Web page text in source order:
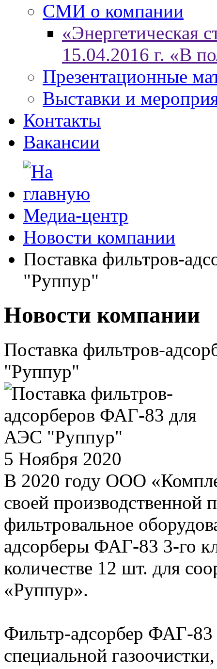
СМИ о компании
«Энергетическая
15.04.2016 г. «В
Презентационные
Выставки и
Контакты
Вакансии
Медиа-центр
Новости компании
Поставка фильтров-
"Руппур"
Новости компании
Поставка фильтров-
"Руппур"
5 Ноября 2020
В 2020 году ООО
своей производственной
фильтровальное
адсорберы ФАГ-83 3-го
количестве 12 шт. для
«Руппур».
Фильтр-адсорбер ФАГ-83
специальной